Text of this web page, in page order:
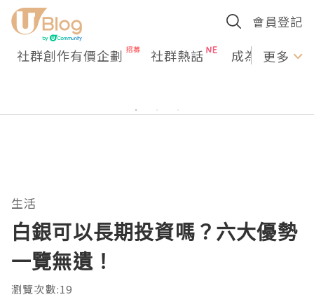
會員登記
社群創作有價企劃 社群熱話 成為U更多
生活
白銀可以長期投資嗎？六大優勢
一覽無遺！
瀏覽次數:19